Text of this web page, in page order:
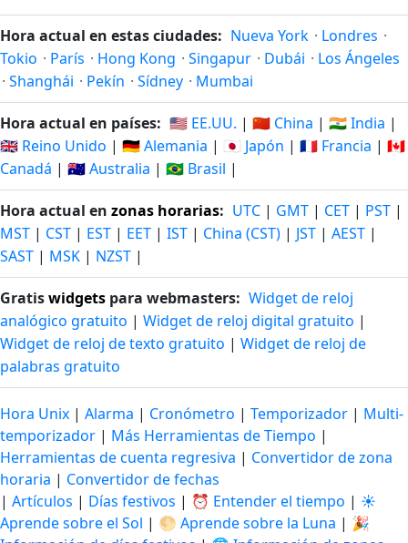
Hora actual en estas ciudades: Nueva York · Londres ·
Tokio · París · Hong Kong · Singapur · Dubái · Los Ángeles
· Shanghái · Pekín · Sídney · Mumbai
Hora actual en países: 🇺🇸 EE.UU. | 🇨🇳 China | 🇮🇳 India |
🇬🇧 Reino Unido | 🇩🇪 Alemania | 🇯🇵 Japón | 🇫🇷 Francia | 🇨🇦
Canadá | 🇦🇺 Australia | 🇧🇷 Brasil |
Hora actual en zonas horarias: UTC | GMT | CET | PST |
MST | CST | EST | EET | IST | China (CST) | JST | AEST |
SAST | MSK | NZST |
Gratiswidgets para webmasters: Widget de reloj
analógico gratuito | Widget de reloj digital gratuito |
Widget de reloj de texto gratuito | Widget de reloj de
palabras gratuito
Hora Unix | Alarma | Cronómetro | Temporizador | Multi-
temporizador | Más Herramientas de Tiempo |
Herramientas de cuenta regresiva | Convertidor de zona
horaria | Convertidor de fechas
| Artículos | Días festivos | ⏰ Entender el tiempo | ☀️
Aprende sobre el Sol | 🌕 Aprende sobre la Luna | 🎉